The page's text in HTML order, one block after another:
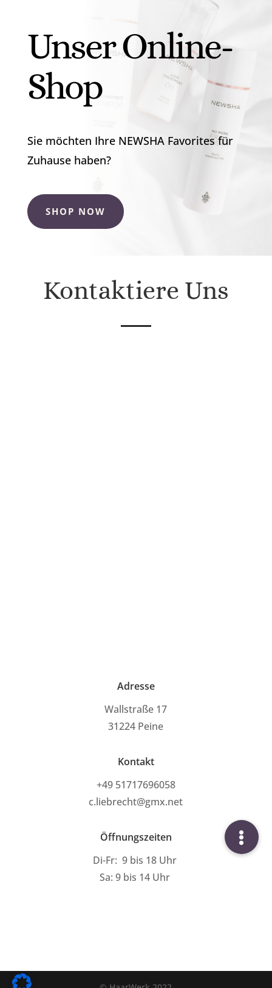
Unser Online-
Shop
Sie möchten Ihre NEWSHA Favorites für
Zuhause haben?
SHOP NOW
Kontaktiere Uns
Adresse
Wallstraße 17
31224 Peine
Kontakt
+49 51717696058
c.liebrecht@gmx.net
Öffnungszeiten
Di-Fr: 9 bis 18 Uhr
Sa: 9 bis 14 Uhr